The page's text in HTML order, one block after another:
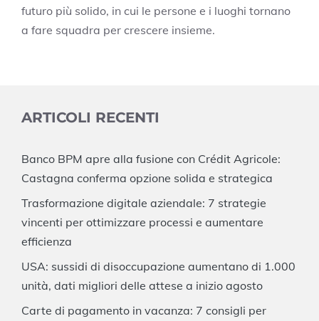
futuro più solido, in cui le persone e i luoghi tornano
a fare squadra per crescere insieme.
ARTICOLI RECENTI
Banco BPM apre alla fusione con Crédit Agricole:
Castagna conferma opzione solida e strategica
Trasformazione digitale aziendale: 7 strategie
vincenti per ottimizzare processi e aumentare
efficienza
USA: sussidi di disoccupazione aumentano di 1.000
unità, dati migliori delle attese a inizio agosto
Carte di pagamento in vacanza: 7 consigli per